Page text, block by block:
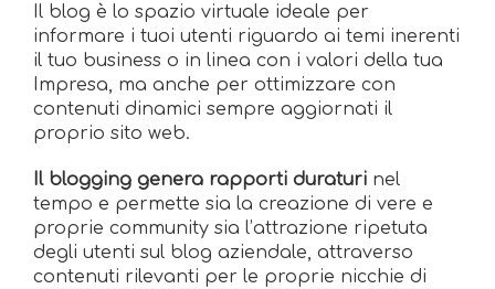
Il blog è lo spazio virtuale ideale per
informare i tuoi utenti riguardo ai temi inerenti
il tuo business o in linea con i valori della tua
Impresa, ma anche per ottimizzare con
contenuti dinamici sempre aggiornati il
proprio sito web.
Il blogging genera rapporti duraturi nel
tempo e permette sia la creazione di vere e
proprie community sia l’attrazione ripetuta
degli utenti sul blog aziendale, attraverso
contenuti rilevanti per le proprie nicchie di